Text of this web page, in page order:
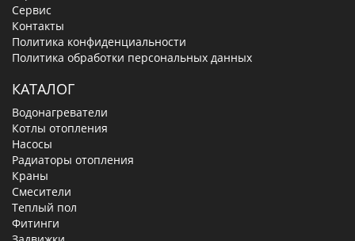
Сервис
Контакты
Политика конфиденциальности
Политика обработки персональных данных
КАТАЛОГ
Водонагреватели
Котлы отопления
Насосы
Радиаторы отопления
Краны
Смесители
Теплый пол
Фитинги